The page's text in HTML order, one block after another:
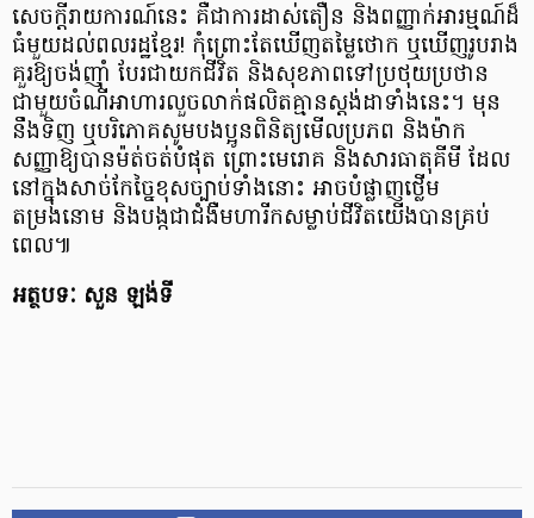
សេចក្តីរាយការណ៍នេះ គឺជាការដាស់តឿន និងពញ្ញាក់អារម្មណ៍ដ៏
ធំមួយដល់ពលរដ្ឋខ្មែរ! កុំព្រោះតែឃើញតម្លៃថោក ឬឃើញរូបរាង
គួរឱ្យចង់ញ៉ាំ បែរជាយកជីវិត និងសុខភាពទៅប្រថុយប្រថាន
ជាមួយចំណីអាហារលួចលាក់ផលិតគ្មានស្តង់ដាទាំងនេះ។ មុន
នឹងទិញ ឬបរិភោគសូមបងប្អូនពិនិត្យមើលប្រភព និងម៉ាក
សញ្ញាឱ្យបានម៉ត់ចត់បំផុត ព្រោះមេរោគ និងសារធាតុគីមី ដែល
នៅក្នុងសាច់កែច្នៃខុសច្បាប់ទាំងនោះ អាចបំផ្លាញថ្លើម
តម្រងនោម និងបង្កជាជំងឺមហារីកសម្លាប់ជីវិតយើងបានគ្រប់
ពេល៕
អត្ថបទៈ សួន ឡង់ទី​